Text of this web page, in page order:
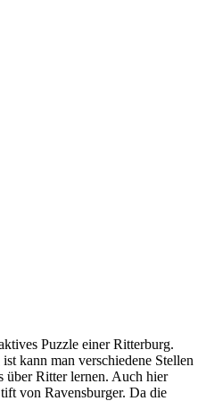
Puzzle einer Ritterburg.
kann man verschiedene Stellen
über Ritter lernen. Auch hier
von Ravensburger. Da die